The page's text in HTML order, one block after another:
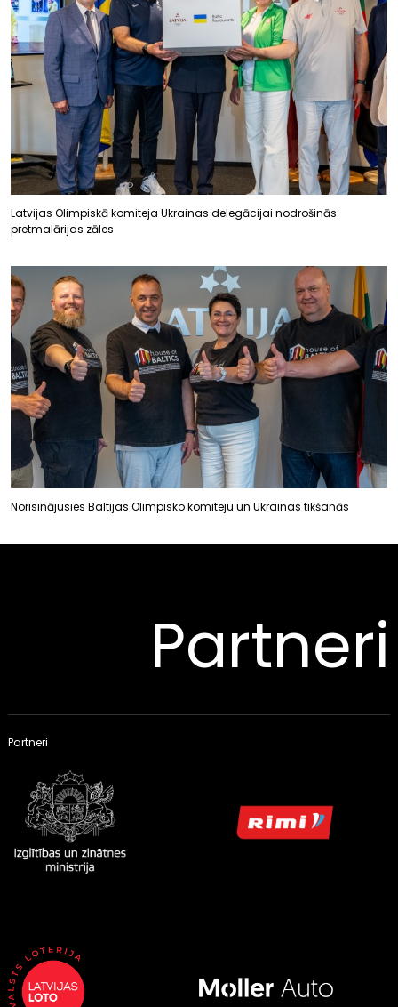
Latvijas Olimpiskā komiteja Ukrainas delegācijai nodrošinās
pretmalārijas zāles
Norisinājusies Baltijas Olimpisko komiteju un Ukrainas tikšanās
Partneri
Partneri